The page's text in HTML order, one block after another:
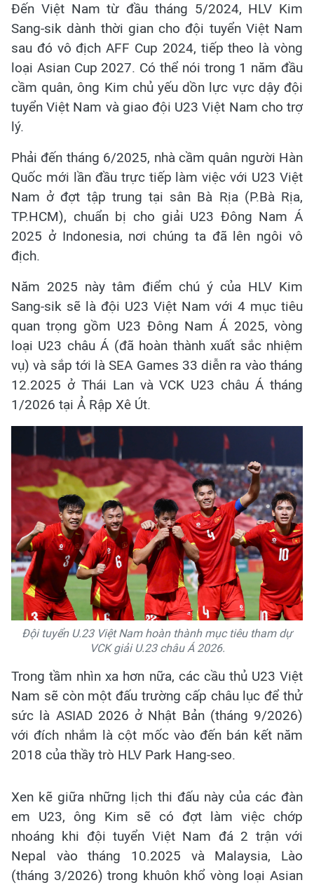
Đến Việt Nam từ đầu tháng 5/2024, HLV Kim
Sang-sik dành thời gian cho đội tuyển Việt Nam
sau đó vô địch AFF Cup 2024, tiếp theo là vòng
loại Asian Cup 2027. Có thể nói trong 1 năm đầu
cầm quân, ông Kim chủ yếu dồn lực vực dậy đội
tuyển Việt Nam và giao đội U23 Việt Nam cho trợ
lý.
Phải đến tháng 6/2025, nhà cầm quân người Hàn
Quốc mới lần đầu trực tiếp làm việc với U23 Việt
Nam ở đợt tập trung tại sân Bà Rịa (P.Bà Rịa,
TP.HCM), chuẩn bị cho giải U23 Đông Nam Á
2025 ở Indonesia, nơi chúng ta đã lên ngôi vô
địch.
Năm 2025 này tâm điểm chú ý của HLV Kim
Sang-sik sẽ là đội U23 Việt Nam với 4 mục tiêu
quan trọng gồm U23 Đông Nam Á 2025, vòng
loại U23 châu Á (đã hoàn thành xuất sắc nhiệm
vụ) và sắp tới là SEA Games 33 diễn ra vào tháng
12.2025 ở Thái Lan và VCK U23 châu Á tháng
1/2026 tại Ả Rập Xê Út.
Đội tuyển U.23 Việt Nam hoàn thành mục tiêu tham dự
VCK giải U.23 châu Á 2026.
Trong tầm nhìn xa hơn nữa, các cầu thủ U23 Việt
Nam sẽ còn một đấu trường cấp châu lục để thử
sức là ASIAD 2026 ở Nhật Bản (tháng 9/2026)
với đích nhắm là cột mốc vào đến bán kết năm
2018 của thầy trò HLV Park Hang-seo.
Xen kẽ giữa những lịch thi đấu này của các đàn
em U23, ông Kim sẽ có đợt làm việc chớp
nhoáng khi đội tuyển Việt Nam đá 2 trận với
Nepal vào tháng 10.2025 và Malaysia, Lào
(tháng 3/2026) trong khuôn khổ vòng loại Asian